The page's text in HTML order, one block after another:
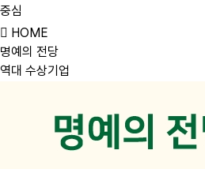
중심
HOME
명예의 전당
역대 수상기업